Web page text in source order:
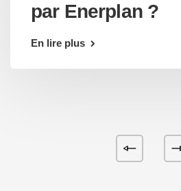
par Enerplan ?
En lire plus